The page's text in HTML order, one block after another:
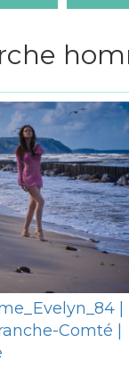
|
Comté |